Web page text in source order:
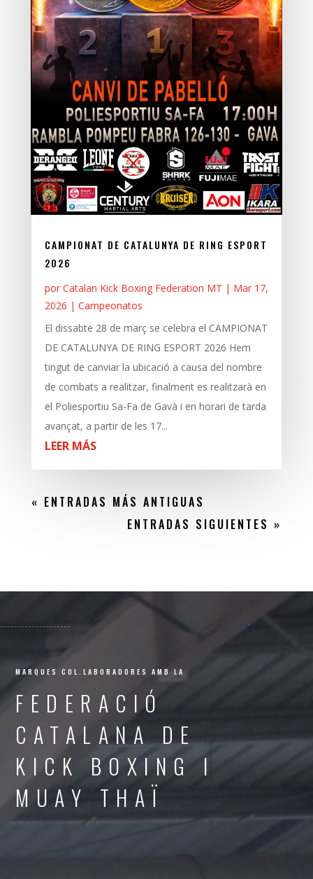
CAMPIONAT DE CATALUNYA DE RING ESPORT
2026
por Catalan Kick Boxing Federation MT | Mar 17,
2026 | Campeonatos
El dissabte 28 de març se celebra el CAMPIONAT
DE CATALUNYA DE RING ESPORT 2026 Hem
tingut de canviar la ubicació a causa del nombre
de combats a realitzar, finalment es realitzarà en
el Poliesportiu Sa-Fa de Gavà i en horari de tarda
avançat, a partir de les 17...
LEER MÁS
« ENTRADAS MÁS ANTIGUAS
ENTRADAS SIGUIENTES »
MARQUES COL.LABORADORES AMB LA
FEDERACIÓ
CATALANA DE
KICK BOXING I
MUAY THAÏ